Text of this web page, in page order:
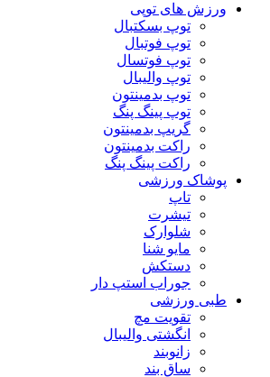
ورزش های توپی
توپ بسکتبال
توپ فوتبال
توپ فوتسال
توپ والیبال
توپ بدمینتون
توپ پینگ پنگ
گریپ بدمینتون
راکت بدمینتون
راکت پینگ پنگ
پوشاک ورزشی
تاپ
تیشرت
شلوارک
مایو شنا
دستکش
جوراب استپ دار
طبی ورزشی
تقویت مچ
انگشتی واليبال
زانوبند
ساق بند